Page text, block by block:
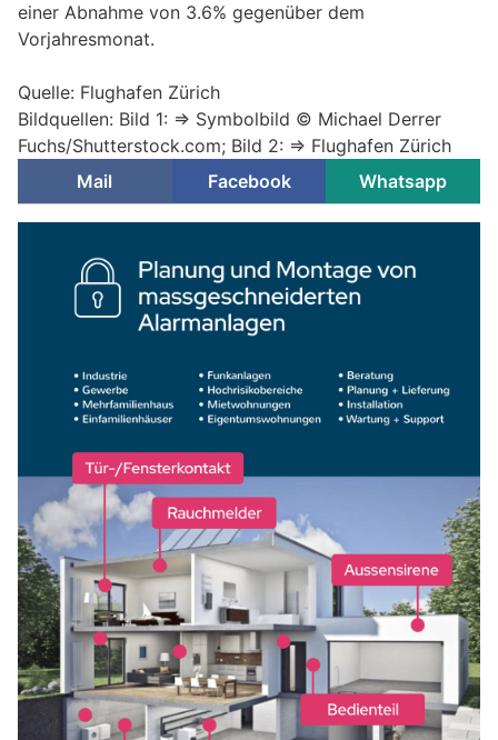
einer Abnahme von 3.6% gegenüber dem
Vorjahresmonat.
Quelle: Flughafen Zürich
Bildquellen: Bild 1: => Symbolbild © Michael Derrer
Fuchs/Shutterstock.com; Bild 2: => Flughafen Zürich
Mail
Facebook Whatsapp